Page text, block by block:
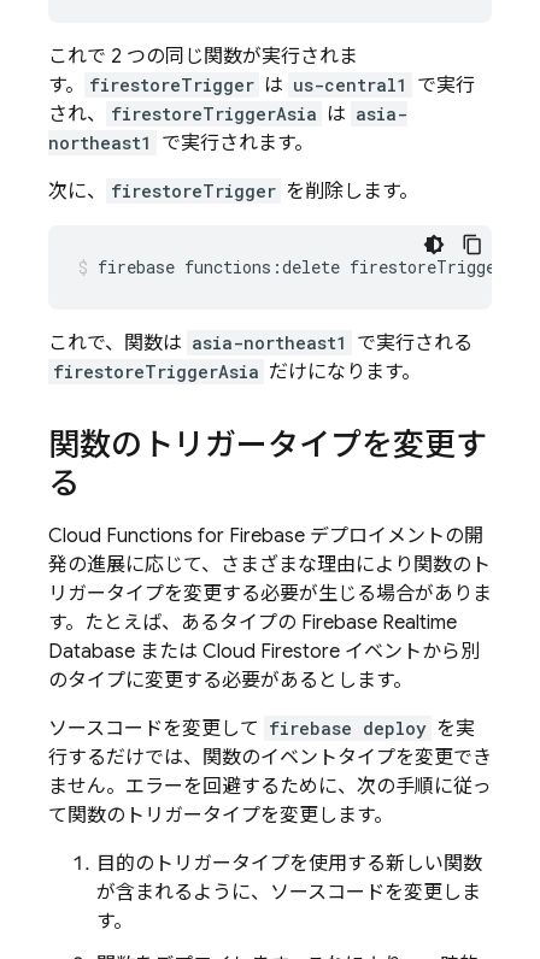
これで 2 つの同じ関数が実行されま
す。
firestoreTrigger は us-central1
で実行
され、
firestoreTriggerAsia は asia-
northeast1
で実行されます。
次に、
firestoreTrigger を削除します。
これで、関数は asia-northeast1 で実行される
firestoreTriggerAsia だけになります。
関数のトリガータイプを変更す
る
Cloud Functions for Firebase デプロイメントの開
発の進展に応じて、さまざまな理由により関数のト
リガータイプを変更する必要が生じる場合がありま
す。たとえば、あるタイプの Firebase Realtime
Database または Cloud Firestore イベントから別
のタイプに変更する必要があるとします。
ソースコードを変更して firebase deploy を実
行するだけでは、関数のイベントタイプを変更でき
ません。エラーを回避するために、次の手順に従っ
て関数のトリガータイプを変更します。
目的のトリガータイプを使用する新しい関数
が含まれるように、ソースコードを変更しま
す。